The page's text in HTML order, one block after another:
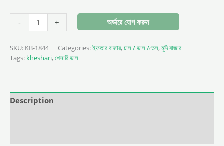
- + অর্ডারে যোগ করুন
SKU: KB-1844 Categories:ইফতার বাজার, চাল / ডাল /তেল, মুদি বাজার
Tags: kheshari, খেসারি ডাল
Description